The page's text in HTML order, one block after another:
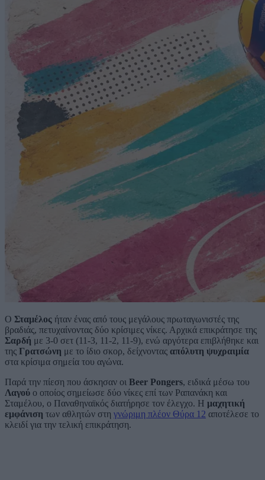
Ο Σταμέλος ήταν ένας από τους μεγάλους πρωταγωνιστές της
βραδιάς, πετυχαίνοντας δύο κρίσιμες νίκες. Αρχικά επικράτησε της
Σαρδή με 3-0 σετ (11-3, 11-2, 11-9), ενώ αργότερα επιβλήθηκε και
της Γρατσώνη με το ίδιο σκορ, δείχνοντας απόλυτη ψυχραιμία
στα κρίσιμα σημεία του αγώνα.
Παρά την πίεση που άσκησαν οι Beer Pongers, ειδικά μέσω του
Λαγού ο οποίος σημείωσε δύο νίκες επί των Ραπανάκη και
Σταμέλου, ο Παναθηναϊκός διατήρησε τον έλεγχο. Η μαχητική
εμφάνιση των αθλητών στη γνώριμη πλέον Θύρα 12 αποτέλεσε το
κλειδί για την τελική επικράτηση.